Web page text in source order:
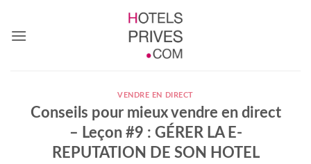
contenu
VENDRE EN DIRECT
Conseils pour mieux vendre en direct
– Leçon #9 : GÉRER LA E-
REPUTATION DE SON HOTEL